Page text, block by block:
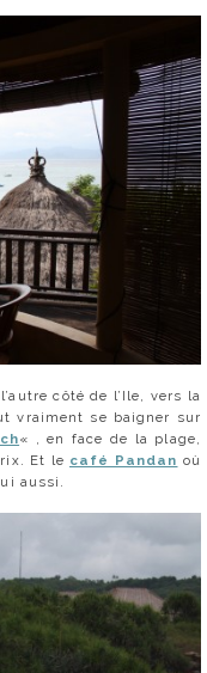
côté de l’Ile, vers la
vraiment se baigner sur
« , en face de la plage,
Et le café Pandan où
aussi.